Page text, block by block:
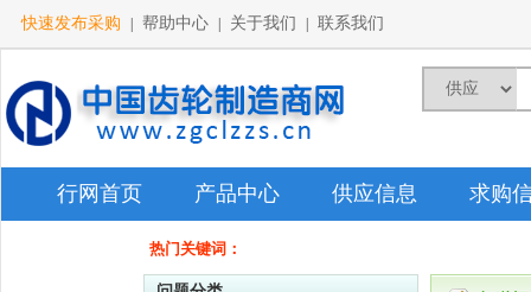
快速发布采购 帮助中心 关于我们 联系我们
行网首页 产品中心 供应信息 求购
热门关键词：